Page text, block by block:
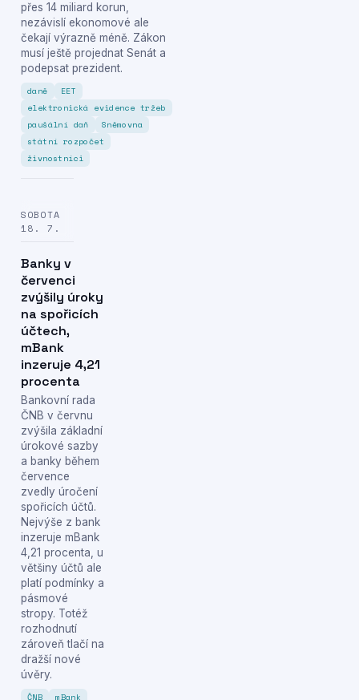
přes 14 miliard korun,
nezávislí ekonomové ale
čekají výrazně méně. Zákon
musí ještě projednat Senát a
podepsat prezident.
daně
EET
elektronická evidence tržeb
paušální daň
Sněmovna
státní rozpočet
živnostníci
SOBOTA
18. 7.
Banky v
červenci
zvýšily úroky
na spořicích
účtech,
mBank
inzeruje 4,21
procenta
Bankovní rada
ČNB v červnu
zvýšila základní
úrokové sazby
a banky během
července
zvedly úročení
spořicích účtů.
Nejvýše z bank
inzeruje mBank
4,21 procenta, u
většiny účtů ale
platí podmínky a
pásmové
stropy. Totéž
rozhodnutí
zároveň tlačí na
dražší nové
úvěry.
ČNB mBank